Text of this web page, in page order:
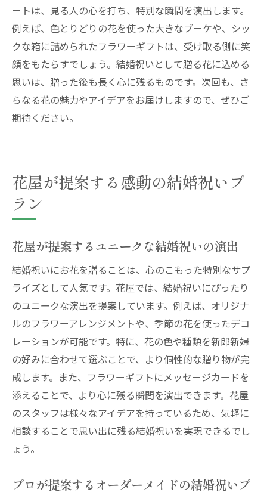
ートは、見る人の心を打ち、特別な瞬間を演出します。
例えば、色とりどりの花を使った大きなブーケや、シッ
クな箱に詰められたフラワーギフトは、受け取る側に笑
顔をもたらすでしょう。結婚祝いとして贈る花に込める
思いは、贈った後も長く心に残るものです。次回も、さ
らなる花の魅力やアイデアをお届けしますので、ぜひご
期待ください。
花屋が提案する感動の結婚祝いプ
ラン
花屋が提案するユニークな結婚祝いの演出
結婚祝いにお花を贈ることは、心のこもった特別なサプ
ライズとして人気です。花屋では、結婚祝いにぴったり
のユニークな演出を提案しています。例えば、オリジナ
ルのフラワーアレンジメントや、季節の花を使ったデコ
レーションが可能です。特に、花の色や種類を新郎新婦
の好みに合わせて選ぶことで、より個性的な贈り物が完
成します。また、フラワーギフトにメッセージカードを
添えることで、より心に残る瞬間を演出できます。花屋
のスタッフは様々なアイデアを持っているため、気軽に
相談することで思い出に残る結婚祝いを実現できるでし
ょう。
プロが提案するオーダーメイドの結婚祝いプ